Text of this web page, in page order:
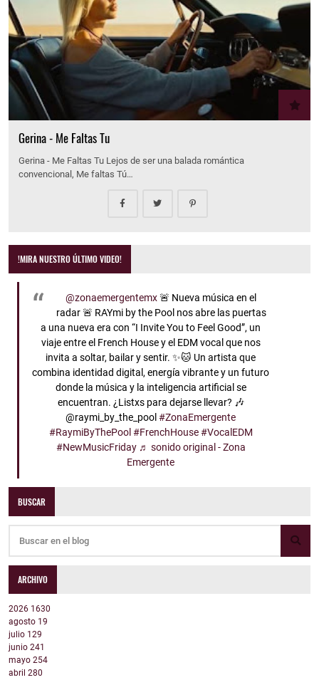
Gerina - Me Faltas Tu
Gerina - Me Faltas Tu Lejos de ser una balada romántica
convencional, Me faltas Tú…
!MIRA NUESTRO ÚLTIMO VIDEO!
@zonaemergentemx🚨 Nueva música en el
radar 🚨 RAYmi by the Pool nos abre las puertas
a una nueva era con “I Invite You to Feel Good”, un
viaje entre el French House y el EDM vocal que nos
invita a soltar, bailar y sentir. ✨🐱 Un artista que
combina identidad digital, energía vibrante y un futuro
donde la música y la inteligencia artificial se
encuentran. ¿Listxs para dejarse llevar? 🎶
@raymi_by_the_pool#ZonaEmergente
#RaymiByThePool #FrenchHouse #VocalEDM
#NewMusicFriday ♬ sonido original - Zona
Emergente
BUSCAR
ARCHIVO
2026 1630
agosto 19
julio 129
junio 241
mayo 254
abril 280